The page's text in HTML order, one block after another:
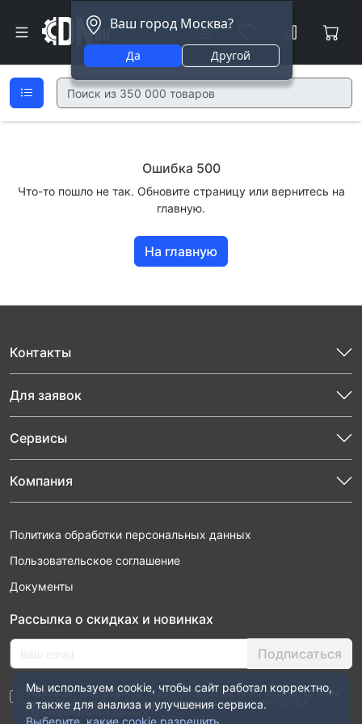
Ваш город Москва?
Да Другой
Ошибка 500
Что-то пошло не так. Обновите страницу или вернитесь на
главную.
На главную
Контакты
Для заявок
Сервисы
Компания
Политика обработки персональных данных
Пользовательское соглашение
Документы
Рассылка о скидках и новинках
Подписаться
Нажимая “Подписаться”, я даю свое согласие на обработку моих
персональных данных в соответствии с законом №152-ФЗ
“О персональных данных”
Мы используем cookie, чтобы сайт работал корректно,
а также для анализа и улучшения сервиса.
Выберите, какие cookie разрешить